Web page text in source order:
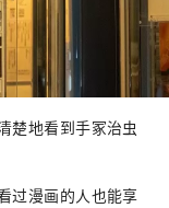
楚地看到手冢治虫
过漫画的人也能享